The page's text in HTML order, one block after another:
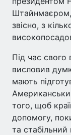
звісно, з
Під час свого
висловив
мають
того, щоб
допомогу,
та